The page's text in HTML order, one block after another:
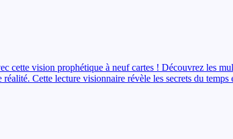
cette vision prophétique à neuf cartes ! Découvrez les
Cette lecture visionnaire révèle les secrets du